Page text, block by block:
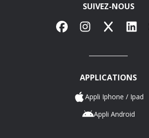
SUIVEZ-NOUS
FacebookInstagram
X
APPLICATIONS
Appli Iphone / Ipad
Appli Android